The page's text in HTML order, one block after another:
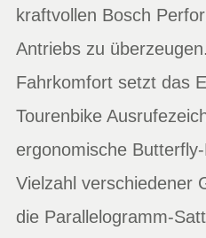
kraftvollen Bosch
Antriebs zu
Fahrkomfort setzt das
Tourenbike
ergonomische
Vielzahl verschiedener
die Parallelogramm-